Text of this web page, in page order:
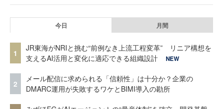
今日 月間
1
JR東海がNRIと挑む“前例なき上流工程変革” リニア構想を
支えるAI活用と変化に適応できる組織設計
NEW
2
メール配信に求められる「信頼性」は十分か？企業の
DMARC運用が失敗するワケとBIMI導入の勘所